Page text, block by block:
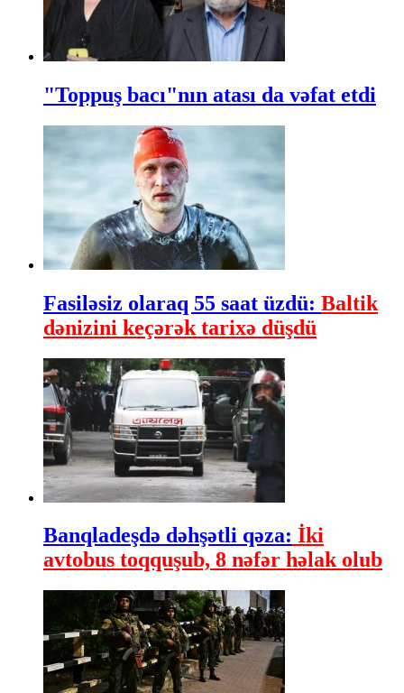
"Toppuş bacı"nın atası da vəfat etdi
Fasiləsiz olaraq 55 saat üzdü: Baltik
dənizini keçərək tarixə düşdü
Banqladeşdə dəhşətli qəza: İki
avtobus toqquşub, 8 nəfər həlak olub